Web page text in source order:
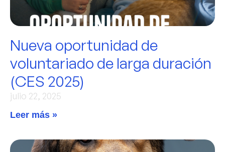
Nueva oportunidad de
voluntariado de larga duración
(CES 2025)
julio 22, 2025
Leer más »